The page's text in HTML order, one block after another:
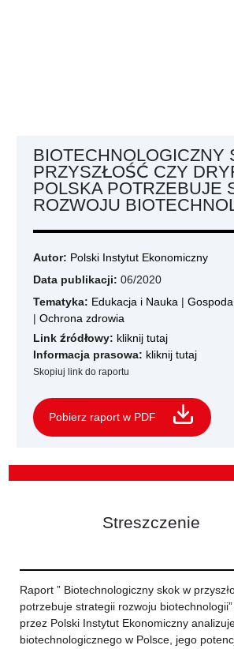
BIOTECHNOLOGICZNY
PRZYSZŁOŚĆ CZY
POLSKA POTRZEBUJE
ROZWOJU
Autor: Polski Instytut Ekonomiczny
Data publikacji: 06/2020
Tematyka: Edukacja i Nauka |
| Ochrona zdrowia
Link źródłowy: kliknij tutaj
Informacja prasowa: kliknij tutaj
Skopiuj link do raportu
Pobierz raport w PDF
Streszczenie
Raport ” Biotechnologiczny skok w
potrzebuje strategii rozwoju
przez Polski Instytut Ekonomiczny
biotechnologicznego w Polsce, jego